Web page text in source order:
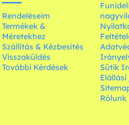
Rendeléseim
Termékek &
Méretekhez
Szállítás & Kézbesítés
Visszaküldés
További Kérdések
Sütik
Elállási
Rólunk